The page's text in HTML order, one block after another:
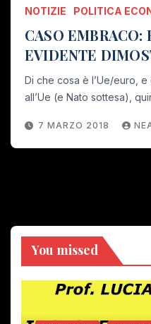
NOTIZIE POLITICA
CASO EMBRACO:
EVIDENTE
Di che cosa è l’Ue/euro,
all’Ue (e Nato sottesa),
7 MARZO 2018
You missed